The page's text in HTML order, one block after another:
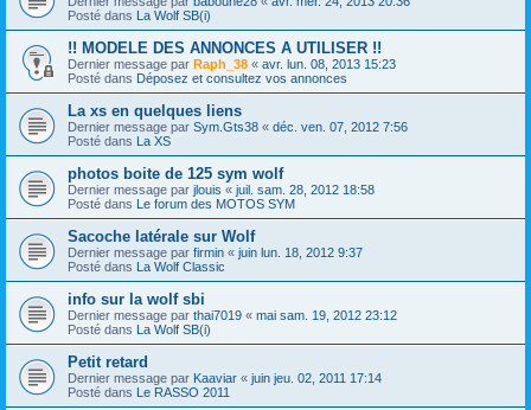
Posté dans La Wolf SB(i)
!! MODELE DES ANNONCES A UTILISER !!
Dernier message par Raph_38 « avr. lun. 08, 2013 15:23
Posté dans Déposez et consultez vos annonces
La xs en quelques liens
Dernier message par Sym.Gts38 « déc. ven. 07, 2012 7:56
Posté dans La XS
photos boite de 125 sym wolf
Dernier message par jlouis « juil. sam. 28, 2012 18:58
Posté dans Le forum des MOTOS SYM
Sacoche latérale sur Wolf
Dernier message par firmin « juin lun. 18, 2012 9:37
Posté dans La Wolf Classic
info sur la wolf sbi
Dernier message par thai7019 « mai sam. 19, 2012 23:12
Posté dans La Wolf SB(i)
Petit retard
Dernier message par Kaaviar « juin jeu. 02, 2011 17:14
Posté dans Le RASSO 2011